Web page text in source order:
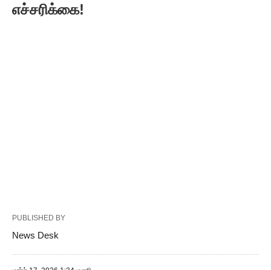
எச்சரிக்கை!
PUBLISHED BY
News Desk